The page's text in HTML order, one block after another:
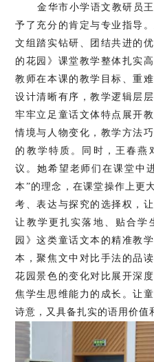
金华市小学语文教研员
予了充分的肯定与专业指导
文组踏实钻研、团结共进的
的花园》课堂教学整体扎实
教师在本课的教学目标、重
设计清晰有序，教学逻辑层
牢牢立足童话文体特点展开
情境与人物变化，教学方法
的教学特质。同时，王春燕
议。她希望老师们在课堂中
本”的理念，在课堂操作上更
考、表达与探究的选择权，
让教学更扎实落地、贴合学
园》这类童话文本的精准教
本，聚焦文中对比手法的品
花园景色的变化对比展开深
焦学生思维能力的成长。让
诗意，又具备扎实的语用价值